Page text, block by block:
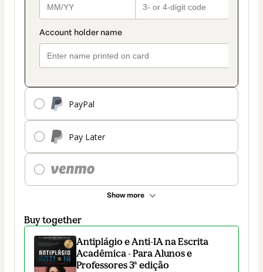
PayPal
Pay Later
Show more
Buy together
Antiplágio e Anti-IA na Escrita
Acadêmica - Para Alunos e
Professores 3ª edição